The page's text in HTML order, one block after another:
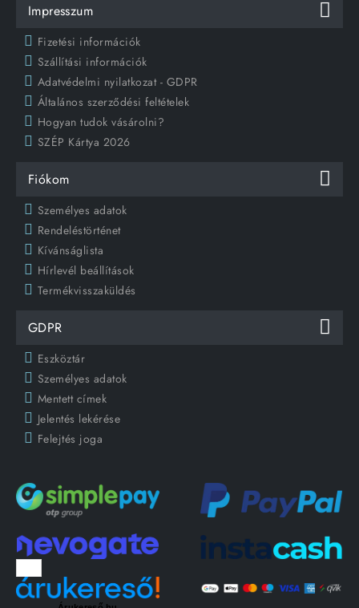
Impresszum
Fizetési információk
Szállítási információk
Adatvédelmi nyilatkozat - GDPR
Általános szerződési feltételek
Hogyan tudok vásárolni?
SZÉP Kártya 2026
Fiókom
Személyes adatok
Rendeléstörténet
Kívánságlista
Hírlevél beállítások
Termékvisszaküldés
GDPR
Eszköztár
Személyes adatok
Mentett címek
Jelentés lekérése
Felejtés joga